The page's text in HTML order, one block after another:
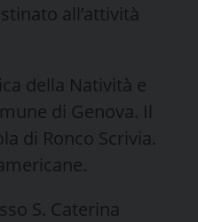
all’attività
della Natività e
di Genova. Il
di Ronco Scrivia.
S. Caterina